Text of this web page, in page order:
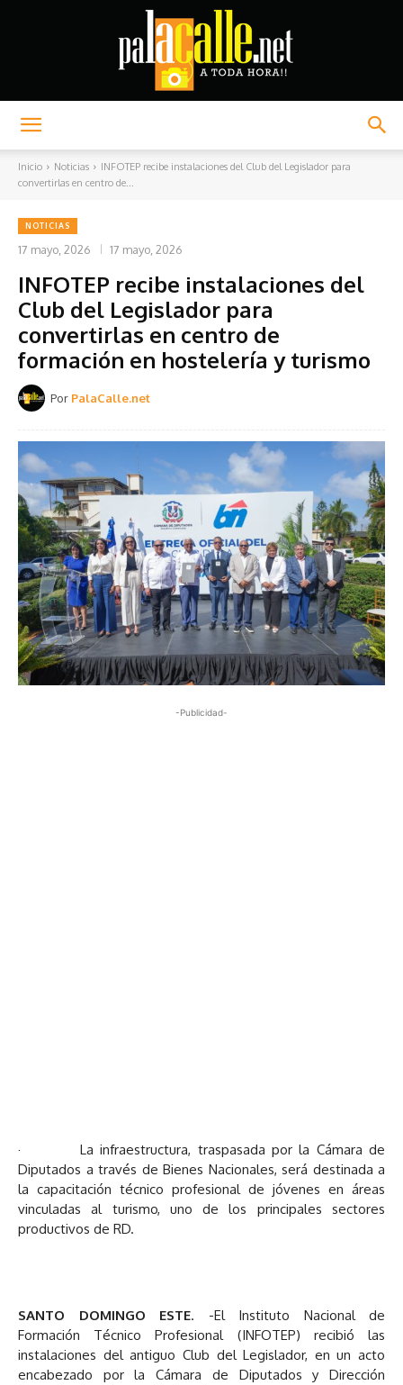
Inicio Noticias
INFOTEP recibe instalaciones del Club del Legislador para
convertirlas en centro de...
NOTICIAS
17 mayo, 2026 17 mayo, 2026
INFOTEP recibe instalaciones del
Club del Legislador para
convertirlas en centro de
formación en hostelería y turismo
Por PalaCalle.net
-Publicidad-
· La infraestructura, traspasada por la Cámara de
Diputados a través de Bienes Nacionales, será destinada a
la capacitación técnico profesional de jóvenes en áreas
vinculadas al turismo, uno de los principales sectores
productivos de RD.
SANTO DOMINGO ESTE. -El Instituto Nacional de
Formación Técnico Profesional (INFOTEP) recibió las
instalaciones del antiguo Club del Legislador, en un acto
encabezado por la Cámara de Diputados y Dirección